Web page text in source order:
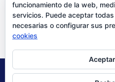
© Glezco Asesores y
funcionamiento de la web,
servicios. Puede aceptar
necesarias o configurar sus
cookies